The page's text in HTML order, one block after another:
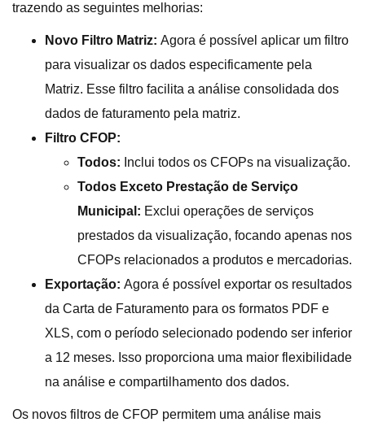
trazendo as seguintes melhorias:
Novo Filtro Matriz: Agora é possível aplicar um filtro
para visualizar os dados especificamente pela
Matriz. Esse filtro facilita a análise consolidada dos
dados de faturamento pela matriz.
Filtro CFOP:
Todos: Inclui todos os CFOPs na visualização.
Todos Exceto Prestação de Serviço
Municipal: Exclui operações de serviços
prestados da visualização, focando apenas nos
CFOPs relacionados a produtos e mercadorias.
Exportação: Agora é possível exportar os resultados
da Carta de Faturamento para os formatos PDF e
XLS, com o período selecionado podendo ser inferior
a 12 meses. Isso proporciona uma maior flexibilidade
na análise e compartilhamento dos dados.
Os novos filtros de CFOP permitem uma análise mais